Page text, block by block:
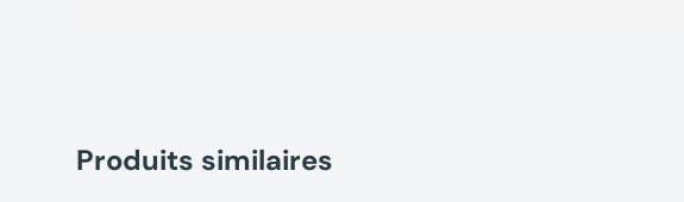
Produits similaires